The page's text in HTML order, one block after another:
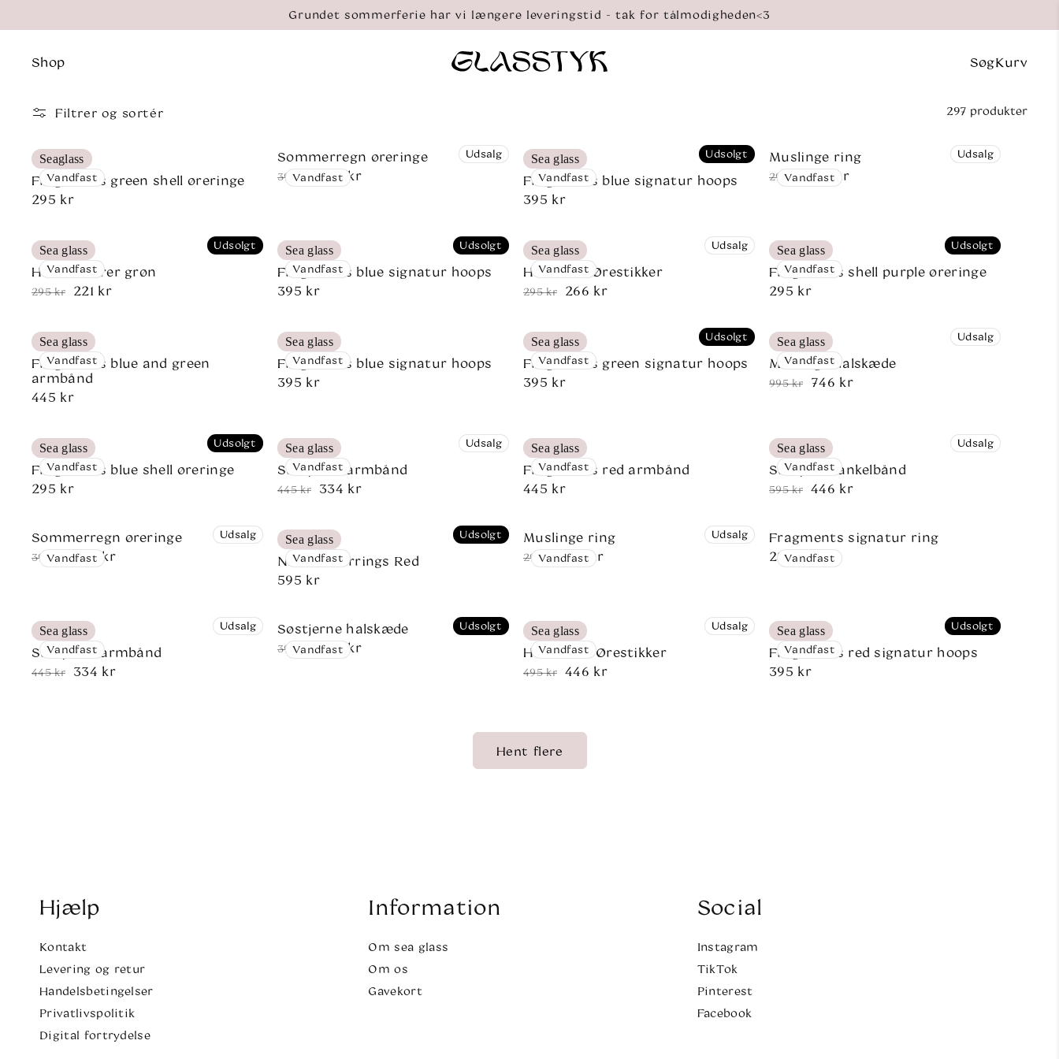
Grundet sommerferie har vi længere leveringstid - tak for tålmodigheden<3
Shop SøgKurv
Filtrer og sortér 297 produkter
Vandfast
Seaglass
Fragments green shell øreringe
Normalpris
295 kr
Vandfast
Udsalg
Sommerregn øreringe
Normalpris
395 kr
Udsalgspris
296 kr Vandfast
Udsolgt
Sea glass
Fragments blue signatur hoops
Normalpris
395 kr
Vandfast
Udsalg
Muslinge ring
Normalpris
295 kr
Udsalgspris
221 kr
Vandfast
Udsolgt
Sea glass
Havfruetårer grøn
Normalpris
295 kr
Udsalgspris
221 kr
Vandfast
Udsolgt
Sea glass
Fragments blue signatur hoops
Normalpris
395 kr
Vandfast
Udsalg
Sea glass
Havdråbe Ørestikker
Normalpris
295 kr
Udsalgspris
266 kr
Vandfast
Udsolgt
Sea glass
Fragments shell purple øreringe
Normalpris
295 kr
Vandfast
Sea glass
Fragments blue and green
armbånd
Normalpris
445 kr
Vandfast
Sea glass
Fragments blue signatur hoops
Normalpris
395 kr
Vandfast
Udsolgt
Sea glass
Fragments green signatur hoops
Normalpris
395 kr
Vandfast
Udsalg
Sea glass
Muslinge halskæde
Normalpris
995 kr
Udsalgspris
746 kr
Vandfast
Udsolgt
Sea glass
Fragments blue shell øreringe
Normalpris
295 kr
Vandfast
Udsalg
Sea glass
Søstjerne armbånd
Normalpris
445 kr
Udsalgspris
334 kr
Vandfast
Sea glass
Fragments red armbånd
Normalpris
445 kr
Vandfast
Udsalg
Sea glass
Søstjerne ankelbånd
Normalpris
595 kr
Udsalgspris
446 kr
Vandfast
Udsalg
Sommerregn øreringe
Normalpris
395 kr
Udsalgspris
296 kr Vandfast
Udsolgt
Sea glass
Nazaré Earrings Red
Normalpris
595 kr
Vandfast
Udsalg
Muslinge ring
Normalpris
295 kr
Udsalgspris
221 kr Vandfast
Fragments signatur ring
Normalpris
295 kr
Vandfast
Udsalg
Sea glass
Søstjerne armbånd
Normalpris
445 kr
Udsalgspris
334 kr
Vandfast
Udsolgt
Søstjerne halskæde
Normalpris
395 kr
Udsalgspris
296 kr Vandfast
Udsalg
Sea glass
Havstrøm Ørestikker
Normalpris
495 kr
Udsalgspris
446 kr
Vandfast
Udsolgt
Sea glass
Fragments red signatur hoops
Normalpris
395 kr
Hent flere
Hjælp
Kontakt
Levering og retur
Handelsbetingelser
Privatlivspolitik
Digital fortrydelse
Information
Om sea glass
Om os
Gavekort
Social
Instagram
TikTok
Pinterest
Facebook